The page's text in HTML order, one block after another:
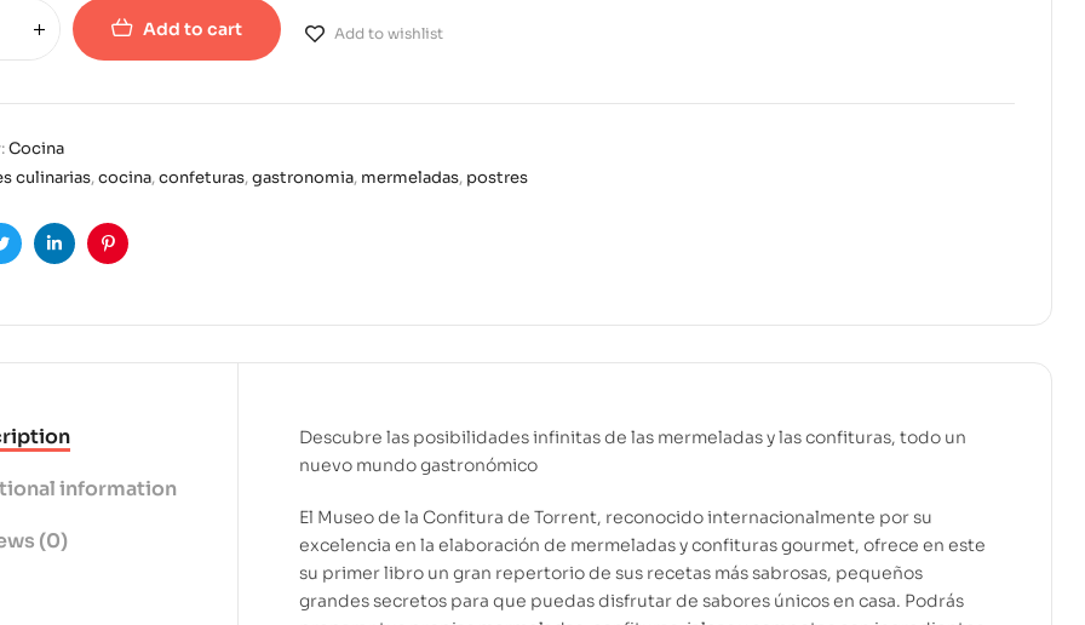
Add to cart Add to wishlist
Cocina
culinarias,cocina,confeturas,gastronomia, mermeladas, postres
TwitterLinkedinPinterest
information
(0)
Descubre las posibilidades infinitas de las mermeladas y las confituras, todo un
nuevo mundo gastronómico
El Museo de la Confitura de Torrent, reconocido internacionalmente por su
excelencia en la elaboración de mermeladas y confituras gourmet, ofrece en este
su primer libro un gran repertorio de sus recetas más sabrosas, pequeños
grandes secretos para que puedas disfrutar de sabores únicos en casa. Podrás